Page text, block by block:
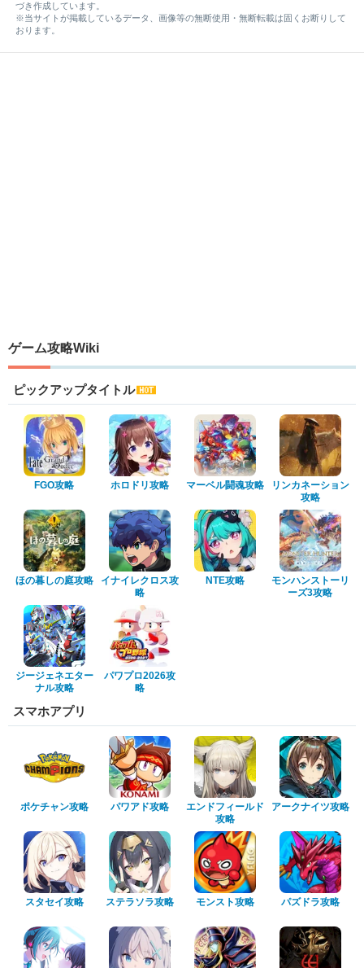
づき作成しています。
※当サイトが掲載しているデータ、画像等の無断使用・無断転載は固くお断りして
おります。
ゲーム攻略Wiki
ピックアップタイトル
FGO攻略 ホロドリ攻略 マーベル闘魂攻略
リンカネーション
攻略
ほの暮しの庭攻略
イナイレクロス攻
略
NTE攻略
モンハンストーリ
ーズ3攻略
ジージェネエター
ナル攻略
パワプロ2026攻
略
スマホアプリ
ポケチャン攻略 パワアド攻略
エンドフィールド
攻略
アークナイツ攻略
スタセイ攻略 ステラソラ攻略 モンスト攻略 パズドラ攻略